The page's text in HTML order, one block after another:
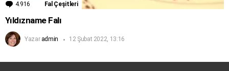
4.916 YorumFal Çeşitleri
Yıldızname Falı
Yazar admin 12 Şubat 2022, 13:16